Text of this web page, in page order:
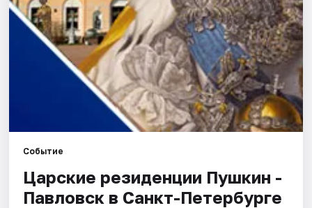
Рейтинги
Событие
Царские резиденции Пушкин -
Павловск в Санкт-Петербурге